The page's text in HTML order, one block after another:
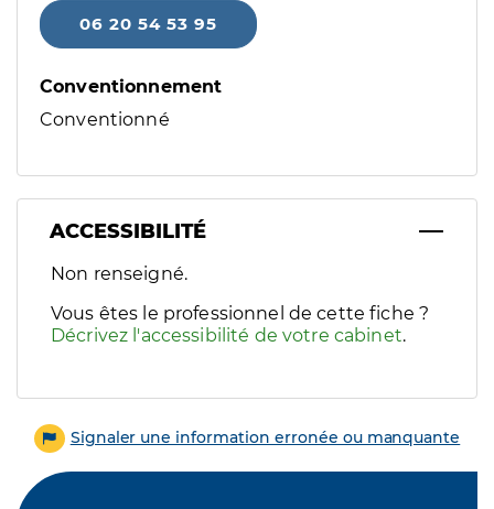
06 20 54 53 95
Conventionnement
Conventionné
ACCESSIBILITÉ
Filtres
Sélectionnez un ou plusieurs handicaps/besoins
Non renseigné.
Vous êtes le professionnel de cette fiche ?
Décrivez l'accessibilité de votre cabinet.
Signaler une information erronée ou manquante